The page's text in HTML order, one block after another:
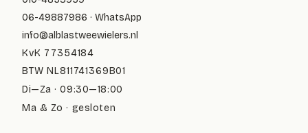
06-49887986 · WhatsApp
info@alblastweewielers.nl
KvK 77354184
BTW NL811741369B01
Di—Za · 09:30—18:00
Ma & Zo · gesloten